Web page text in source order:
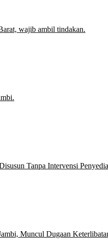
wajib ambil tindakan.
Tanpa Intervensi Penyedia
Muncul Dugaan